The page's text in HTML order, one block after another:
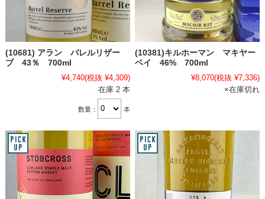
(10681) アラン バレルリザー
ブ 43％ 700ml
¥4,740(税抜 ¥4,309)
在庫 2 本
数量： 本
(10381)キルホーマン マキヤー
ベイ 46% 700ml
¥8,070(税抜 ¥7,336)
×在庫切れ